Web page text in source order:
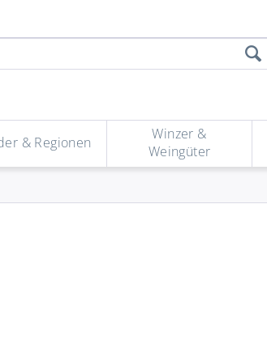
& Regionen
Winzer &
Weingüter